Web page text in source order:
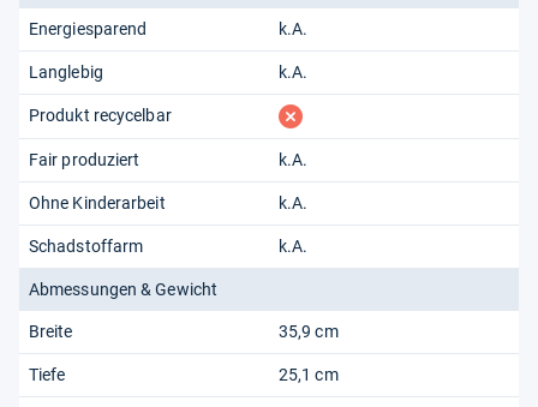
Energiesparend k.A.
Langlebig k.A.
Produkt recycelbar fehlt
Fair produziert k.A.
Ohne Kinderarbeit k.A.
Schadstoffarm k.A.
Abmessungen & Gewicht
Breite 35,9 cm
Tiefe 25,1 cm